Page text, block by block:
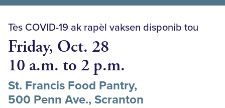
Tès COVID-19 ak rapèl vaksen disponib tou
Friday, Oct. 28
10 a.m. to 2 p.m.
St. Francis Food Pantry,
500 Penn Ave., Scranton